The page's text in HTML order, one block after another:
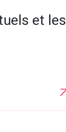
et les